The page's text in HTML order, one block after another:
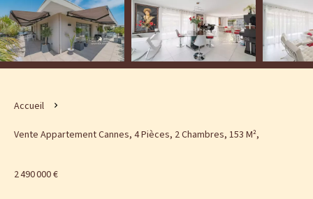
Accueil
Vente Appartement Cannes, 4 Pièces, 2 Chambres, 153 M²,
2 490 000 €